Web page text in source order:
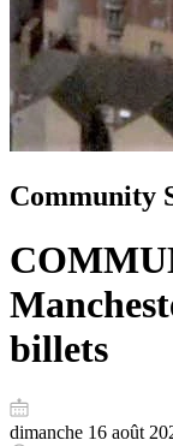
Community
billets
dimanche 16 août